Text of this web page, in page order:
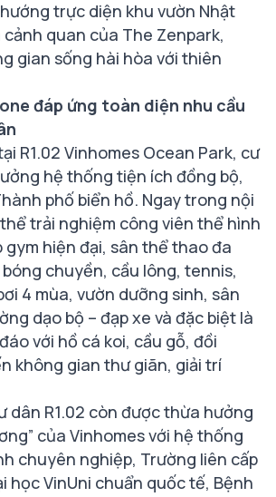
hướng trực diện khu vườn Nhật
cảnh quan của The Zenpark,
gian sống hài hòa với thiên
đáp ứng toàn diện nhu cầu
R1.02 Vinhomes Ocean Park, cư
hệ thống tiện ích đồng bộ,
phố biển hồ. Ngay trong nội
trải nghiệm công viên thể hình
gym hiện đại, sân thể thao đa
chuyền, cầu lông, tennis,
4 mùa, vườn dưỡng sinh, sân
dạo bộ – đạp xe và đặc biệt là
với hồ cá koi, cầu gỗ, đồi
không gian thư giãn, giải trí
dân R1.02 còn được thừa hưởng
của Vinhomes với hệ thống
chuyên nghiệp, Trường liên cấp
học VinUni chuẩn quốc tế, Bệnh